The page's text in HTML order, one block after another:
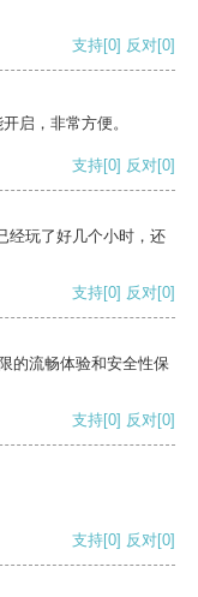
支持[0] 反对[0]
启，非常方便。
支持[0] 反对[0]
经玩了好几个小时，还
支持[0] 反对[0]
的流畅体验和安全性保
支持[0] 反对[0]
支持[0] 反对[0]